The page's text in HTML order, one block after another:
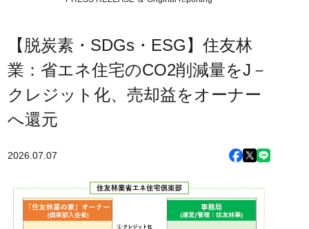
【脱炭素・SDGs・ESG】住友林
業：省エネ住宅のCO2削減量をJ－
クレジット化、売却益をオーナー
へ還元
2026.07.07